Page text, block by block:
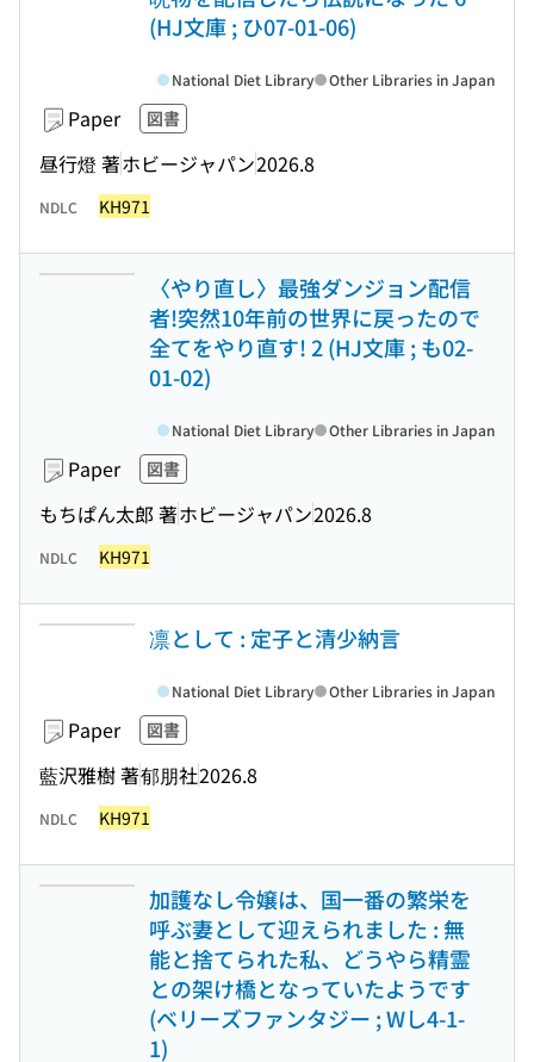
(HJ文庫 ; ひ07-01-06)
Paper 図書
昼行燈 著ホビージャパン2026.8
National Diet Library Other Libraries in Japan
NDLC KH971
〈やり直し〉最強ダンジョン配信
者!突然10年前の世界に戻ったので
全てをやり直す! 2 (HJ文庫 ; も02-
01-02)
Paper 図書
もちぱん太郎 著ホビージャパン2026.8
National Diet Library Other Libraries in Japan
NDLC KH971
凛として : 定子と清少納言
Paper 図書
藍沢雅樹 著郁朋社2026.8
National Diet Library Other Libraries in Japan
NDLC KH971
加護なし令嬢は、国一番の繁栄を
呼ぶ妻として迎えられました : 無
能と捨てられた私、どうやら精霊
との架け橋となっていたようです
(ベリーズファンタジー ; Wし4-1-
1)